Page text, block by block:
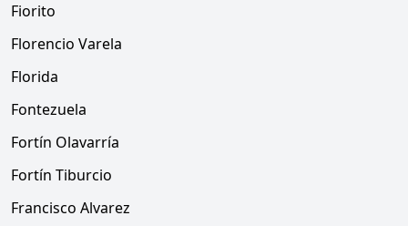
Fiorito
Florencio Varela
Florida
Fontezuela
Fortín Olavarría
Fortín Tiburcio
Francisco Alvarez